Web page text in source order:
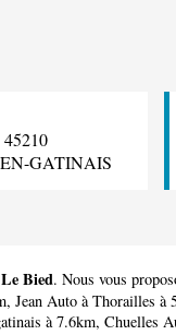
GATINAIS
Bied. Nous vous
Jean Auto à Thorailles à
à 7.6km, Chuelles